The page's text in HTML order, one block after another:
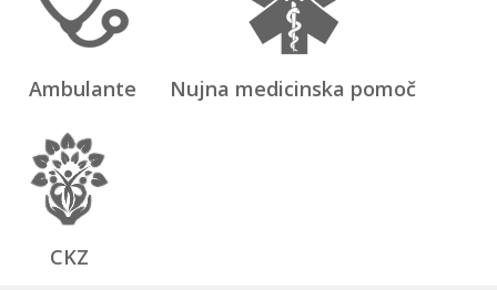
Ambulante Nujna medicinska pomoč
CKZ